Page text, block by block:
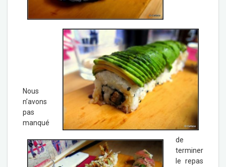
Nous
n’avons
pas
manqué
de
terminer
le repas